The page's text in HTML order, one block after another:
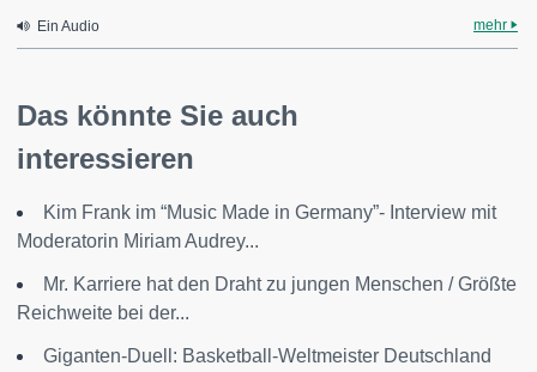
Ein Audio mehr
Das könnte Sie auch
interessieren
Kim Frank im “Music Made in Germany”- Interview mit
Moderatorin Miriam Audrey...
Mr. Karriere hat den Draht zu jungen Menschen / Größte
Reichweite bei der...
Giganten-Duell: Basketball-Weltmeister Deutschland